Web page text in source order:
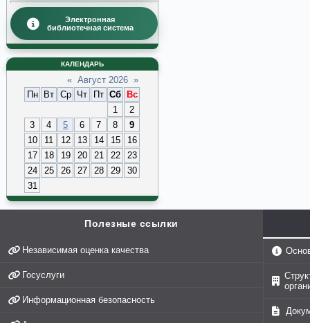
Электронная
библиотечная система
КАЛЕНДАРЬ
« Август 2026 »
Пн
Вт Ср Чт Пт Сб
Вс
1
2
3
4 5 6 7 8
9
10
11 12 13 14 15
16
17
18 19 20 21 22
23
24
25 26 27 28 29
30
31
Полезные ссылки
Независимая оценка качества
Госуслуги
Информационная безопасность